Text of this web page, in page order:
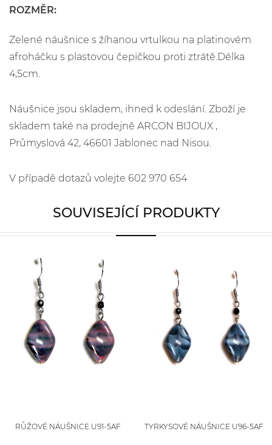
ROZMĚR:
Zelené náušnice s žíhanou vrtulkou na platinovém
afroháčku s plastovou čepičkou proti ztrátě.Délka
4,5cm.
Náušnice jsou skladem, ihned k odeslání. Zboží je
skladem také na prodejně ARCON BIJOUX ,
Průmyslová 42, 46601 Jablonec nad Nisou.
V případě dotazů volejte 602 970 654
SOUVISEJÍCÍ PRODUKTY
RŮŽOVÉ NÁUŠNICE U91-5AF TYRKYSOVÉ NÁUŠNICE U96-5AF